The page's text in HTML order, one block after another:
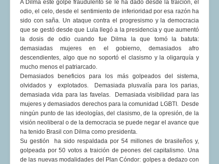
A Dilma este golpe fraudulento se le ha dado desde la traición, el
odio, el celo, desde el sentimiento de inferioridad por esa razón ha
sido con saña. Un ataque contra el progresismo y la democracia
que se gestó desde que Lula llegó a la presidencia y que aumentó
la dosis de odio cuando fue Dilma la que tomó la batuta:
demasiadas mujeres en el gobierno, demasiados afro
descendientes, algo que no soportó el clasismo y la oligarquía y
mucho menos el patriarcado.
Demasiados beneficios para los más golpeados del sistema,
olvidados y explotados. Demasiada plusvalía para los parias,
demasiada vida para las favelas. Demasiada visibilidad para las
mujeres y demasiados derechos para la comunidad LGBTI. Desde
ningún punto de las ideologías, del clasismo, de la opresión, de la
visión neoliberal o de la democracia se puede negar el avance que
ha tenido Brasil con Dilma como presidenta.
Su gestión ha sido respaldada por 54 millones de brasileños y,
golpeada por 50 votos a traición de peones del capitalismo. Una
de las nuevas modalidades del Plan Cóndor: golpes a dedazo con